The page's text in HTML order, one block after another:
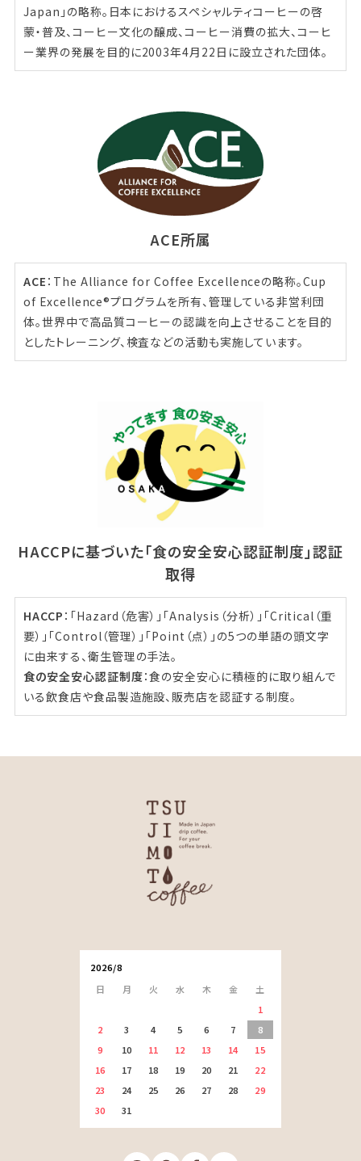
Japan」の略称。日本におけるスペシャルティコーヒーの啓
蒙・普及、コーヒー文化の醸成、コーヒー消費の拡大、コーヒ
ー業界の発展を目的に2003年4月22日に設立された団体。
ACE所属
ACE ：The Alliance for Coffee Excellenceの略称。Cup
of Excellence®プログラムを所有、管理している非営利団
体。世界中で高品質コーヒーの認識を向上させることを目的
としたトレーニング、検査などの活動も実施しています。
HACCPに基づいた「食の安全安心認証制度」認証
取得
HACCP ：「Hazard（危害）」「Analysis（分析）」「Critical（重
要）」「Control（管理）」「Point（点）」の5つの単語の頭文字
に由来する、衛生管理の手法。
食の安全安心認証制度：食の安全安心に積極的に取り組んで
いる飲食店や食品製造施設、販売店を認証する制度。
2026/8
日
月 火 水 木 金
土
1
2
3 4 5 6 7
8
9
10 11 12 13 14
15
16
17 18 19 20 21
22
23
24 25 26 27 28
29
30
31